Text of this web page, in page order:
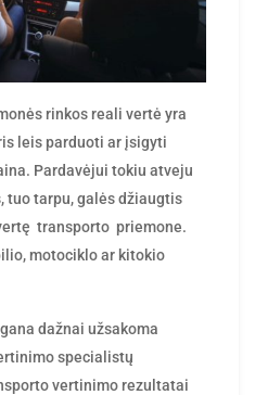
rinkos reali vertė yra
leis parduoti ar įsigyti
Pardavėjui tokiu atveju
tuo tarpu, galės džiaugtis
transporto priemone.
motociklo ar kitokio
dažnai užsakoma
specialistų
vertinimo rezultatai